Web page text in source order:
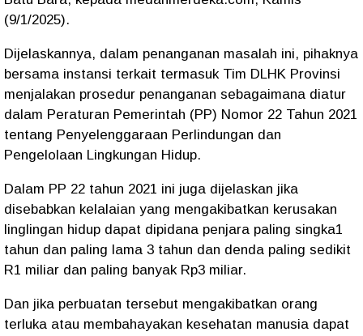
(9/1/2025).
Dijelaskannya, dalam penanganan masalah ini, pihaknya
bersama instansi terkait termasuk Tim DLHK Provinsi
menjalakan prosedur penanganan sebagaimana diatur
dalam Peraturan Pemerintah (PP) Nomor 22 Tahun 2021
tentang Penyelenggaraan Perlindungan dan
Pengelolaan Lingkungan Hidup.
Dalam PP 22 tahun 2021 ini juga dijelaskan jika
disebabkan kelalaian yang mengakibatkan kerusakan
linglingan hidup dapat dipidana penjara paling singka1
tahun dan paling lama 3 tahun dan denda paling sedikit
R1 miliar dan paling banyak Rp3 miliar.
Dan jika perbuatan tersebut mengakibatkan orang
terluka atau membahayakan kesehatan manusia dapat